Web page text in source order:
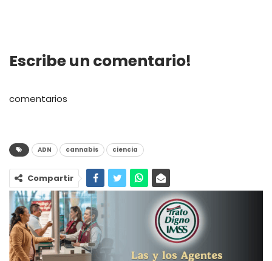
Escribe un comentario!
comentarios
ADN cannabis ciencia
Compartir